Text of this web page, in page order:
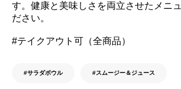
す。健康と美味しさを両立させたメニ
ださい。
#テイクアウト可（全商品）
#サラダボウル #スムージー＆ジュース